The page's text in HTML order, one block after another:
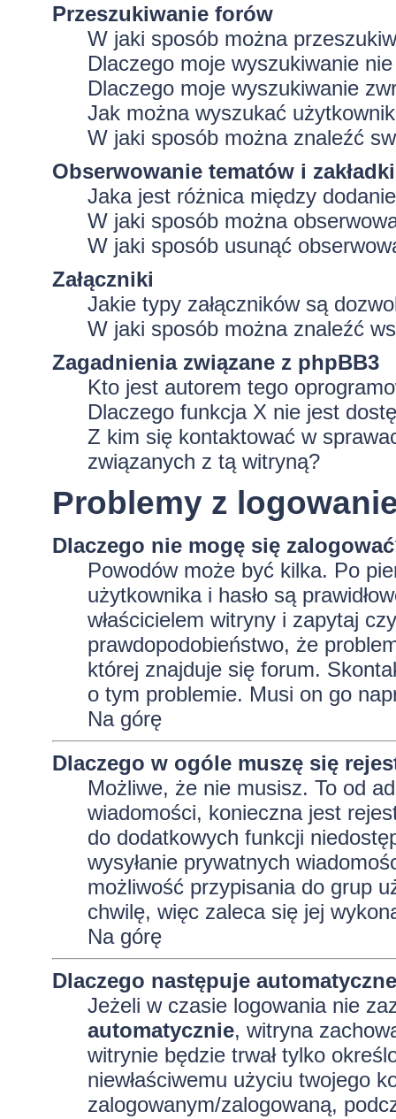
Przeszukiwanie forów
W jaki sposób można
Dlaczego moje wyszukiwanie
Dlaczego moje wyszukiwanie
Jak można wyszukać
W jaki sposób można znaleźć
Obserwowanie tematów i zakładki
Jaka jest różnica między
W jaki sposób można
W jaki sposób usunąć
Załączniki
Jakie typy załączników są
W jaki sposób można znaleźć
Zagadnienia związane z phpBB3
Kto jest autorem tego
Dlaczego funkcja X nie jest
Z kim się kontaktować w
związanych z tą witryną?
Problemy z
Dlaczego nie mogę się
Powodów może być kilka. Po
użytkownika i hasło są
właścicielem witryny i zapytaj
prawdopodobieństwo, że
której znajduje się forum.
o tym problemie. Musi on go
Na górę
Dlaczego w ogóle muszę się
Możliwe, że nie musisz. To od
wiadomości, konieczna jest
do dodatkowych funkcji
wysyłanie prywatnych
możliwość przypisania do grup
chwilę, więc zaleca się jej
Na górę
Dlaczego następuje
Jeżeli w czasie logowania nie
automatycznie, witryna
witrynie będzie trwał tylko
niewłaściwemu użyciu twojego
zalogowanym/zalogowaną,